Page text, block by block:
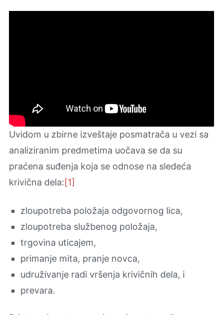
Uvidom u zbirne izveštaje posmatrača u vezi sa
analiziranim predmetima uočava se da su
praćena suđenja koja se odnose na sledeća
krivična dela:[1]
zloupotreba položaja odgovornog lica,
zloupotreba službenog položaja,
trgovina uticajem,
primanje mita, pranje novca,
udruživanje radi vršenja krivičnih dela, i
prevara.